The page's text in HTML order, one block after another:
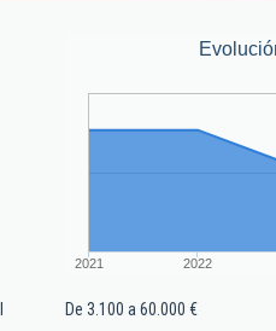
2021 2022
De 3.100 a 60.000 €